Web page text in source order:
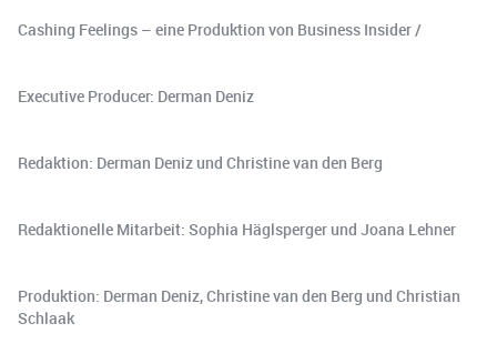
Cashing Feelings – eine Produktion von Business Insider /
Executive Producer: Derman Deniz
Redaktion: Derman Deniz und Christine van den Berg
Redaktionelle Mitarbeit: Sophia Häglsperger und Joana Lehner
Produktion: Derman Deniz, Christine van den Berg und Christian
Schlaak